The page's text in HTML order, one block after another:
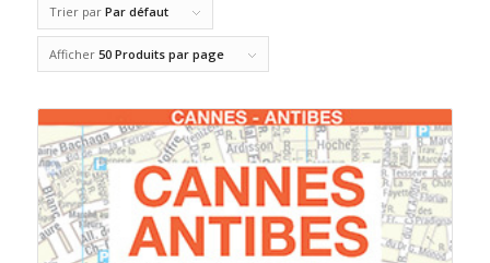
Trier par Par défaut
Afficher 50 Produits par page